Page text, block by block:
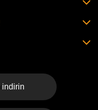
indirin